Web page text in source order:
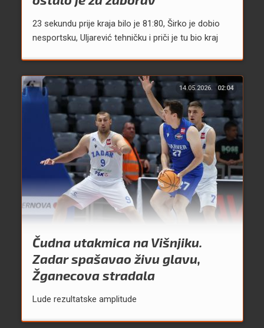
23 sekundu prije kraja bilo je 81:80, Širko je dobio
nesportsku, Uljarević tehničku i priči je tu bio kraj
14.05.2026. 02:04
Čudna utakmica na Višnjiku.
Zadar spašavao živu glavu,
Žganecova stradala
Lude rezultatske amplitude